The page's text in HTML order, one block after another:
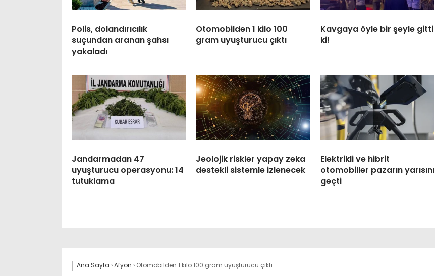
Polis, dolandırıcılık
suçundan aranan şahsı
yakaladı
Otomobilden 1 kilo 100
gram uyuşturucu çıktı
Kavgaya öyle bir şeyle gitti
ki!
Jandarmadan 47
uyuşturucu operasyonu: 14
tutuklama
Jeolojik riskler yapay zeka
destekli sistemle izlenecek
Elektrikli ve hibrit
otomobiller pazarın yarısını
geçti
Ana Sayfa ›Afyon › Otomobilden 1 kilo 100 gram uyuşturucu çıktı